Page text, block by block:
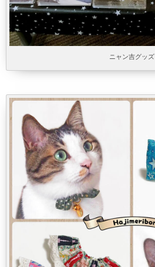
ニャン吉グッズ